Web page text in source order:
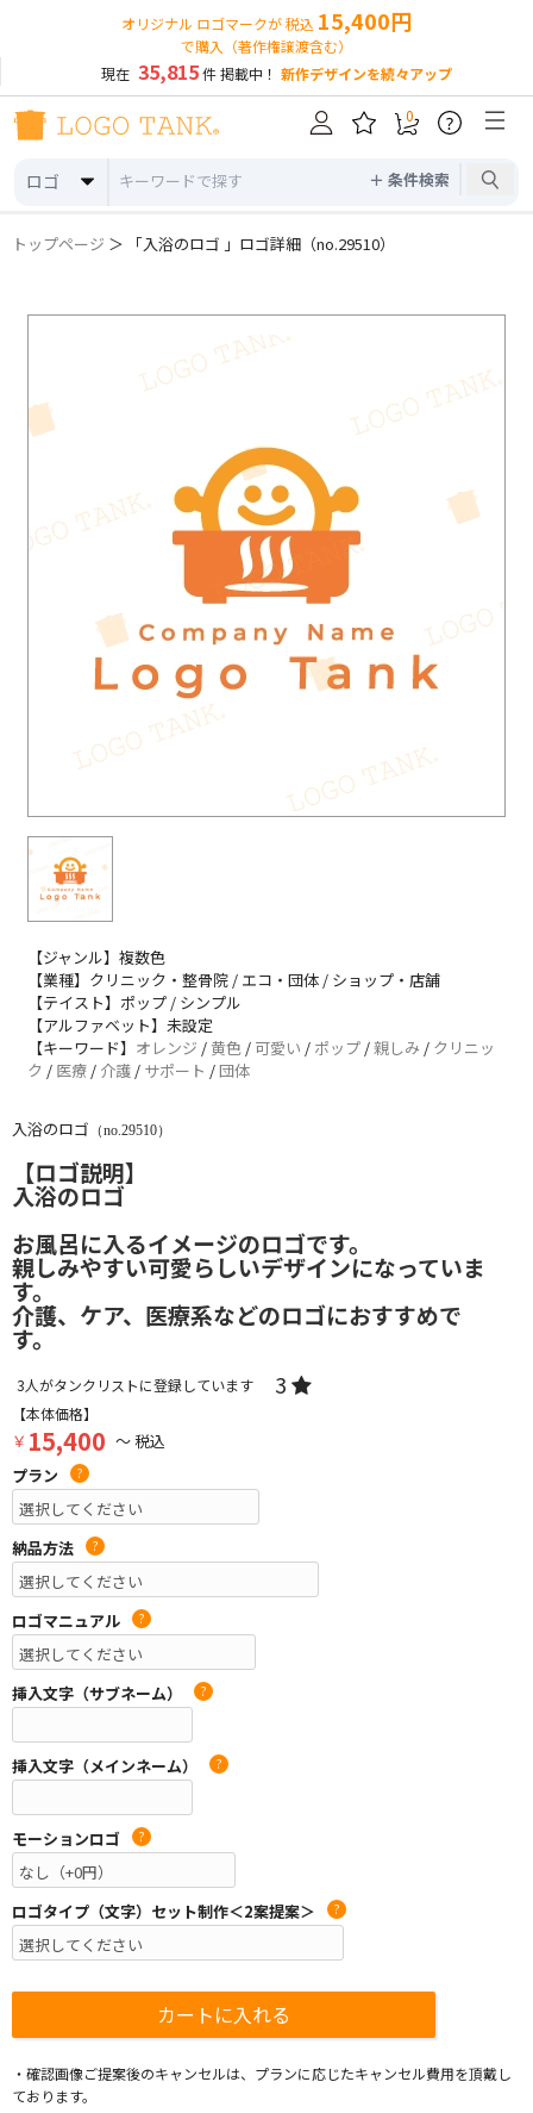
オリジナル ロゴマークが 税込 15,400円
で購入（著作権譲渡含む）
現在 35,815件 掲載中！ 新作デザインを続々アップ
ロゴ ＋ 条件検索
0 ?
トップページ ＞ 「入浴のロゴ 」ロゴ詳細（no.29510）
【ジャンル】複数色
【業種】クリニック・整骨院 / エコ・団体 / ショップ・店舗
【テイスト】ポップ / シンプル
【アルファベット】未設定
【キーワード】 オレンジ /黄色 / 可愛い / ポップ /親しみ / クリニッ
ク / 医療 / 介護 / サポート /団体
入浴のロゴ （no.29510）
【ロゴ説明】
入浴のロゴ
お風呂に入るイメージのロゴです。
親しみやすい可愛らしいデザインになっていま
す。
介護、ケア、医療系などのロゴにおすすめで
す。
3人がタンクリストに登録しています 3
【本体価格】
￥ 15,400 ～ 税込
プラン
?
納品方法 ?
ロゴマニュアル ?
挿入文字（サブネーム） ?
挿入文字（メインネーム） ?
モーションロゴ ?
ロゴタイプ（文字）セット制作＜2案提案＞ ?
・確認画像ご提案後のキャンセルは、プランに応じたキャンセル費用を頂戴し
ております。